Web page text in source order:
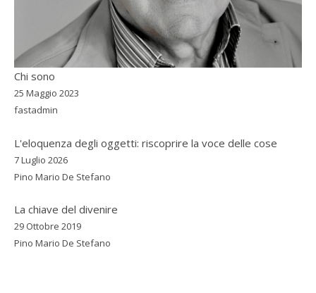
Chi sono
25 Maggio 2023
fastadmin
L'eloquenza degli oggetti: riscoprire la voce delle cose
7 Luglio 2026
Pino Mario De Stefano
La chiave del divenire
29 Ottobre 2019
Pino Mario De Stefano